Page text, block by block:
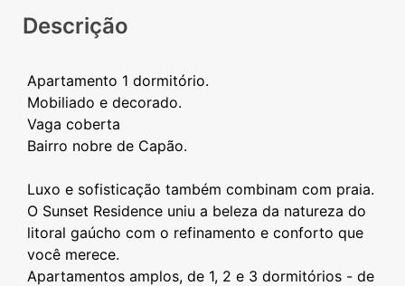
Descrição
Apartamento 1 dormitório.
Mobiliado e decorado.
Vaga coberta
Bairro nobre de Capão.
Luxo e sofisticação também combinam com praia.
O Sunset Residence uniu a beleza da natureza do
litoral gaúcho com o refinamento e conforto que
você merece.
Apartamentos amplos, de 1, 2 e 3 dormitórios - de